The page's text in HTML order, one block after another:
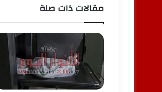
مقالات ذات صلة